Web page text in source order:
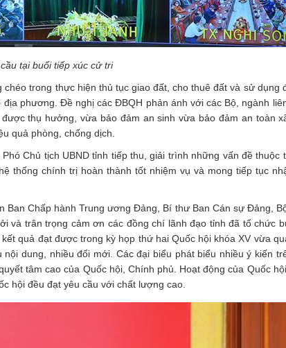
tại buổi tiếp xúc cử tri
trong thực hiện thủ tục giao đất, cho thuê đất và sử dụng
phương. Đề nghị các ĐBQH phản ánh với các Bộ, ngành
thụ hưởng, vừa bảo đảm an sinh vừa bảo đảm an toàn
quả phòng, chống dịch.
Chủ tịch UBND tỉnh tiếp thu, giải trình những vấn đề thuộc
thống chính trị hoàn thành tốt nhiệm vụ và mong tiếp tục
Ban Chấp hành Trung ương Đảng, Bí thư Ban Cán sự Đảng,
và trân trọng cảm ơn các đồng chí lãnh đạo tỉnh đã tổ chức
quả đạt được trong kỳ họp thứ hai Quốc hội khóa XV vừa
dung, nhiều đổi mới. Các đại biểu phát biểu nhiều ý kiến
tâm cao của Quốc hội, Chính phủ. Hoạt động của Quốc
hội đều đạt yêu cầu với chất lượng cao.